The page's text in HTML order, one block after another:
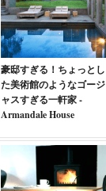
豪邸すぎる！ちょっとし
た美術館のようなゴージ
ャスすぎる一軒家 -
Armandale House